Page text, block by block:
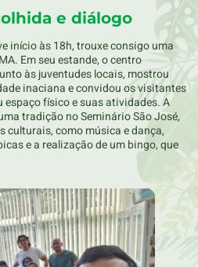
e diálogo
início às 18h, trouxe consigo uma
Em seu estande, o centro
às juventudes locais, mostrou
inaciana e convidou os visitantes
espaço físico e suas atividades. A
tradição no Seminário São José,
culturais, como música e dança,
e a realização de um bingo, que